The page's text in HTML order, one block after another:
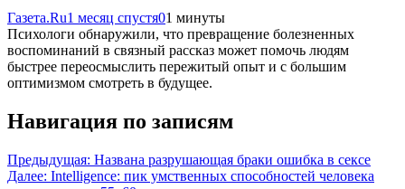
Газета.Ru1 месяц спустя01 минуты
Психологи обнаружили, что превращение болезненных
воспоминаний в связный рассказ может помочь людям
быстрее переосмыслить пережитый опыт и с большим
оптимизмом смотреть в будущее.
Навигация по записям
Предыдущая: Названа разрушающая браки ошибка в сексе
Далее: Intelligence: пик умственных способностей человека